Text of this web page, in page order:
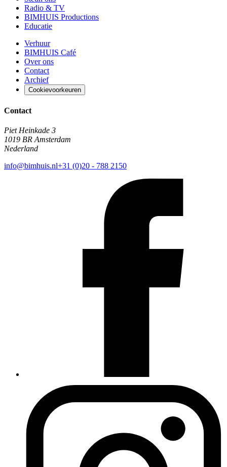
Radio & TV
BIMHUIS Productions
Educatie
Verhuur
BIMHUIS Café
Over ons
Contact
Archief
Cookievoorkeuren
Contact
Piet Heinkade 3
1019 BR Amsterdam
Nederland
info@bimhuis.nl+31 (0)20 - 788 2150